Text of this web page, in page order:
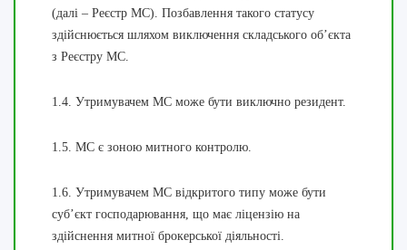
(далі – Реєстр МС). Позбавлення такого статусу
здійснюється шляхом виключення складського об’єкта
з Реєстру МС.
1.4. Утримувачем МС може бути виключно резидент.
1.5. МС є зоною митного контролю.
1.6. Утримувачем МС відкритого типу може бути
суб’єкт господарювання, що має ліцензію на
здійснення митної брокерської діяльності.